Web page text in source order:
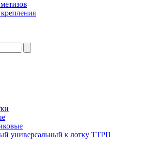
универсальный к лотку ТТРП